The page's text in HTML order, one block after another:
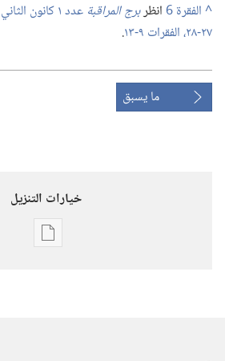
^
انظربرج المراقبة
٢٧-‏٢٨،‏ الفقرات ٩-‏١٣
‏.‏
ما يسبق
خيارات التنزيل
خيارات